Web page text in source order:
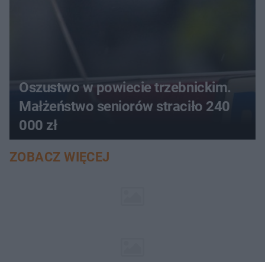
Oszustwo w powiecie trzebnickim.
Małżeństwo seniorów straciło 240
000 zł
ZOBACZ WIĘCEJ